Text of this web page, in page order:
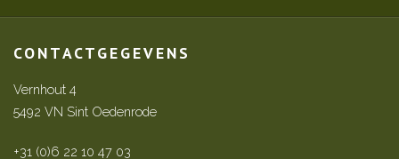
CONTACTGEGEVENS
Vernhout 4
5492 VN Sint Oedenrode
+31 (0)6 22 10 47 03